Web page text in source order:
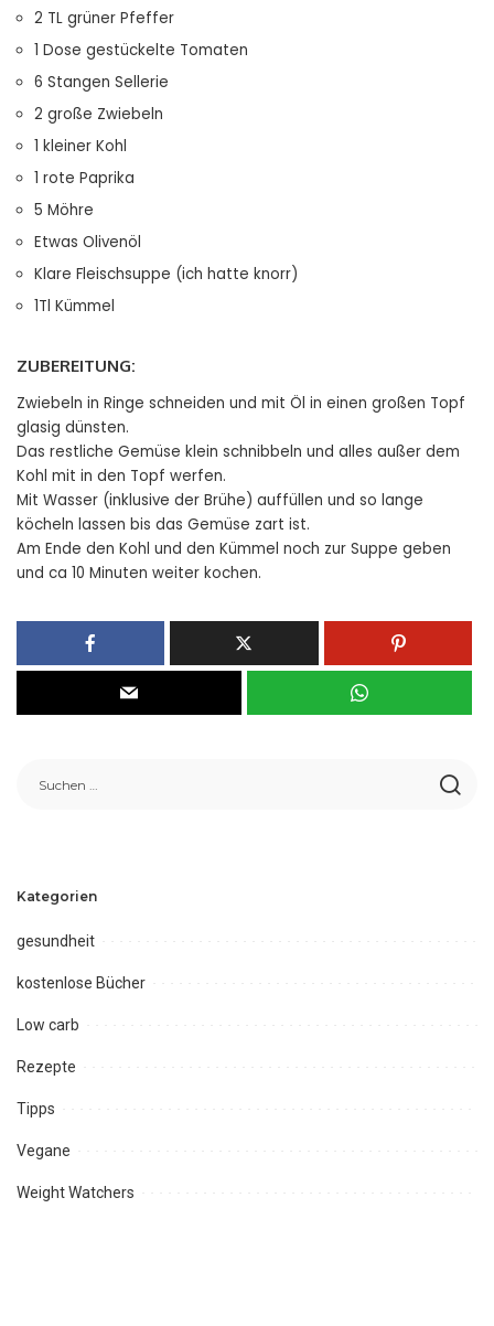
2 TL grüner Pfeffer
1 Dose gestückelte Tomaten
6 Stangen Sellerie
2 große Zwiebeln
1 kleiner Kohl
1 rote Paprika
5 Möhre
Etwas Olivenöl
Klare Fleischsuppe (ich hatte knorr)
1Tl Kümmel
ZUBEREITUNG:
Zwiebeln in Ringe schneiden und mit Öl in einen großen Topf
glasig dünsten.
Das restliche Gemüse klein schnibbeln und alles außer dem
Kohl mit in den Topf werfen.
Mit Wasser (inklusive der Brühe) auffüllen und so lange
köcheln lassen bis das Gemüse zart ist.
Am Ende den Kohl und den Kümmel noch zur Suppe geben
und ca 10 Minuten weiter kochen.
Kategorien
gesundheit
kostenlose Bücher
Low carb
Rezepte
Tipps
Vegane
Weight Watchers